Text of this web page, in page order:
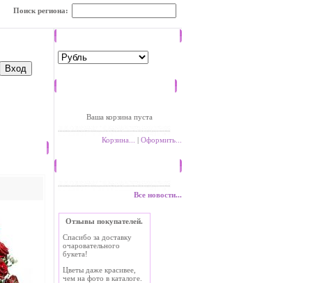
Поиск региона:
Ваша корзина пуста
Корзина... | Оформить...
Все новости...
Отзывы покупателей.
Спасибо за доставку
очаровательного
букета!
Цветы даже красивее,
чем на фото в каталоге.